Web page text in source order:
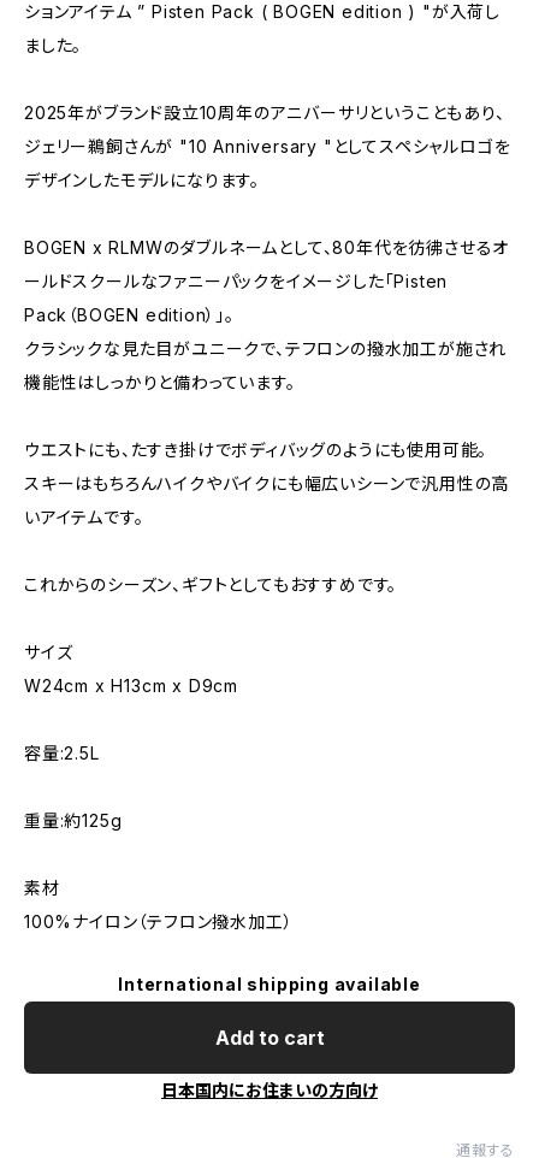
ションアイテム ” Pisten Pack ( BOGEN edition ) "が入荷し
ました。
2025年がブランド設立10周年のアニバーサリということもあり、
ジェリー鵜飼さんが "10 Anniversary "としてスペシャルロゴを
デザインしたモデルになります。
BOGEN x RLMWのダブルネームとして、80年代を彷彿させるオ
ールドスクールなファニーパックをイメージした「Pisten
Pack（BOGEN edition）」。
クラシックな見た目がユニークで、テフロンの撥水加工が施され
機能性はしっかりと備わっています。
ウエストにも、たすき掛けでボディバッグのようにも使用可能。
スキーはもちろんハイクやバイクにも幅広いシーンで汎用性の高
いアイテムです。
これからのシーズン、ギフトとしてもおすすめです。
サイズ
W24cm x H13cm x D9cm
容量:2.5L
重量:約125g
素材
100%ナイロン（テフロン撥水加工）
International shipping available
Add to cart
日本国内にお住まいの方向け
通報する